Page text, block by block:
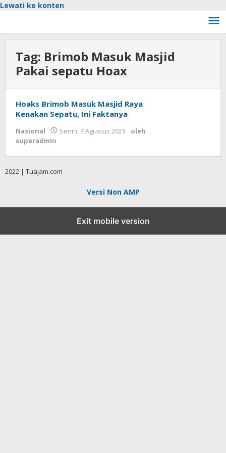
Lewati ke konten
Tag: Brimob Masuk Masjid
Pakai sepatu Hoax
Hoaks Brimob Masuk Masjid Raya
Kenakan Sepatu, Ini Faktanya
Nasional Senin, 7 Agustus 2023
oleh
superadmin
2022 | Tuajam.com
Versi Non AMP
Exit mobile version